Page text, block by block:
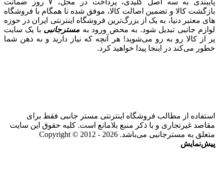
پایبندی به سه اصل کلیدی، پرداخت در محل، ۷ روز ضمانت
بازگشت کالا و تضمین اصالت کالا، موفق شده تا همگام با فروشگاه‌
های معتبر دنیا، به یک از بزرگ‌ترین فروشگاه اینترنتی ایران در حوزه
لوازم جانبی تبدیل شود. به محض ورود به مسترجانبی با یک سایت
پر از کالا رو به رو می‌شوید! هر آنچه که نیاز دارید و به ذهن شما
خطور می‌کند در اینجا پیدا خواهید کرد.
استفاده از مطالب فروشگاه اینترنتی مستر جانبی فقط برای
مقاصد غیرتجاری و با ذکر منبع بلامانع است. کلیه حقوق این سایت
متعلق به مسترجانبی می‌باشد. Copyright © 2012 - 2026
پیش‌نمایش